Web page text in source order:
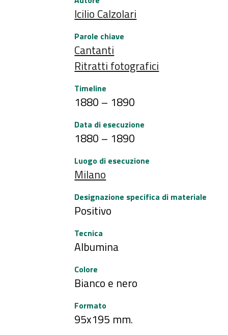
Icilio Calzolari
Parole chiave
Cantanti
Ritratti fotografici
Timeline
1880 – 1890
Data di esecuzione
1880 – 1890
Luogo di esecuzione
Milano
Designazione specifica di materiale
Positivo
Tecnica
Albumina
Colore
Bianco e nero
Formato
95x195 mm.